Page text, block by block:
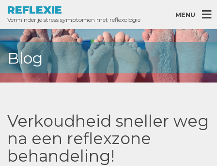
REFLEXIE
Verminder je stress symptomen met reflexologie
MENU
Blog
Verkoudheid sneller weg
na een reflexzone
behandeling!